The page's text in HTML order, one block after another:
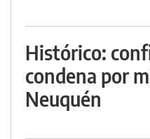
Histórico:
condena por
Neuquén